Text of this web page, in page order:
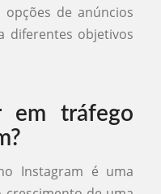
de anúncios
diferentes objetivos
em tráfego
Instagram é uma